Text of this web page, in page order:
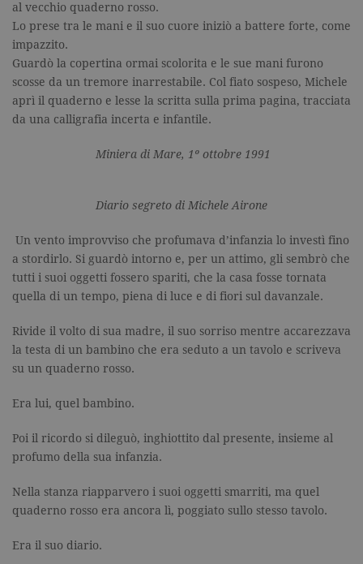
al vecchio quaderno rosso.
Lo prese tra le mani e il suo cuore iniziò a battere forte, come
impazzito.
Guardò la copertina ormai scolorita e le sue mani furono
scosse da un tremore inarrestabile. Col fiato sospeso, Michele
aprì il quaderno e lesse la scritta sulla prima pagina, tracciata
da una calligrafia incerta e infantile.
Miniera di Mare, 1º ottobre 1991
Diario segreto di Michele Airone
Un vento improvviso che profumava d’infanzia lo investì fino
a stordirlo. Si guardò intorno e, per un attimo, gli sembrò che
tutti i suoi oggetti fossero spariti, che la casa fosse tornata
quella di un tempo, piena di luce e di fiori sul davanzale.
Rivide il volto di sua madre, il suo sorriso mentre accarezzava
la testa di un bambino che era seduto a un tavolo e scriveva
su un quaderno rosso.
Era lui, quel bambino.
Poi il ricordo si dileguò, inghiottito dal presente, insieme al
profumo della sua infanzia.
Nella stanza riapparvero i suoi oggetti smarriti, ma quel
quaderno rosso era ancora lì, poggiato sullo stesso tavolo.
Era il suo diario.